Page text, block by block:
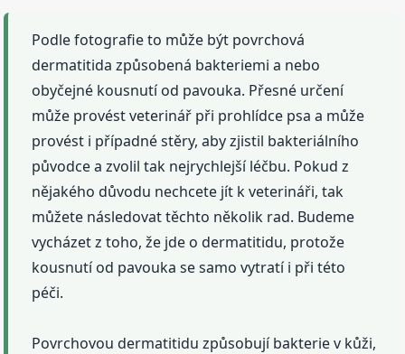
Podle fotografie to může být povrchová
dermatitida způsobená bakteriemi a nebo
obyčejné kousnutí od pavouka. Přesné určení
může provést veterinář při prohlídce psa a může
provést i případné stěry, aby zjistil bakteriálního
původce a zvolil tak nejrychlejší léčbu. Pokud z
nějakého důvodu nechcete jít k veterináři, tak
můžete následovat těchto několik rad. Budeme
vycházet z toho, že jde o dermatitidu, protože
kousnutí od pavouka se samo vytratí i při této
péči.
Povrchovou dermatitidu způsobují bakterie v kůži,